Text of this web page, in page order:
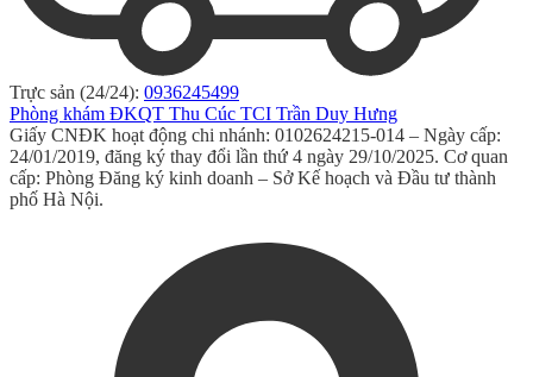
Trực sản (24/24): 0936245499
Phòng khám ĐKQT Thu Cúc TCI Trần Duy Hưng
Giấy CNĐK hoạt động chi nhánh: 0102624215-014 – Ngày cấp:
24/01/2019, đăng ký thay đổi lần thứ 4 ngày 29/10/2025. Cơ quan
cấp: Phòng Đăng ký kinh doanh – Sở Kế hoạch và Đầu tư thành
phố Hà Nội.